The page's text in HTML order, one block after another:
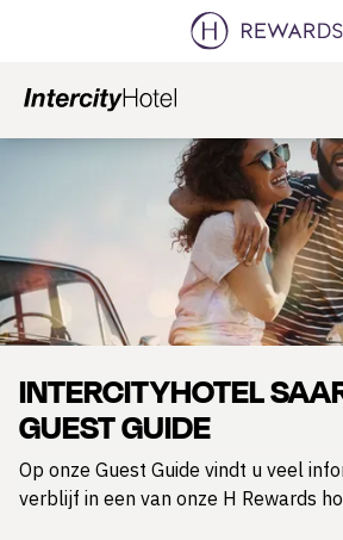
Dia 1 van 1
INTERCITYHOTEL
GUEST GUIDE
Op onze Guest Guide vindt u veel
verblijf in een van onze H Rewards